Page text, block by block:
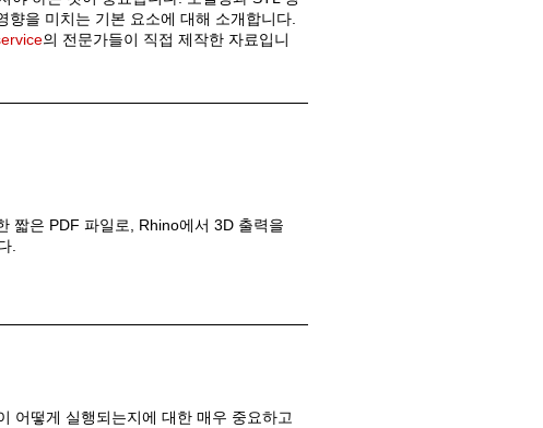
향을 미치는 기본 요소에 대해 소개합니다.
의 전문가들이 직접 제작한 자료입니
짧은 PDF 파일로, Rhino에서 3D 출력을
.
어떻게 실행되는지에 대한 매우 중요하고